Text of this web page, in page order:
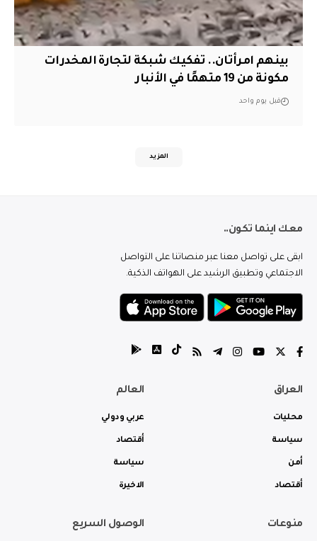
بينهم امرأتان.. تفكيك شبكة لتجارة المخدرات
مكونة من 19 متهمًا في الأنبار
قبل يوم واحد
المزيد
معك اينما تكون..
ابقى على تواصل معنا عبر منصاتنا على التواصل
الاجتماعي وتطبيق الرشيد على الهواتف الذكية.
العراق
محليات
سياسة
أمن
أقتصاد
العالم
عربي ودولي
أقتصاد
سياسة
الاخيرة
منوعات الوصول السريع